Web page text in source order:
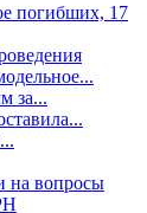
погибших, 17
за...